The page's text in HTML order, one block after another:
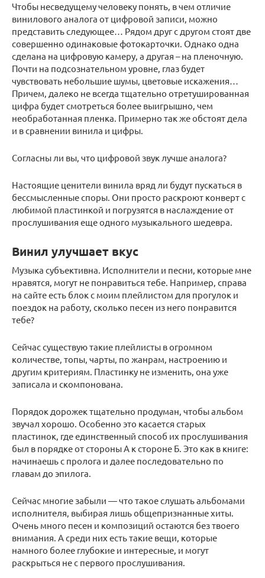
Чтобы несведущему человеку понять, в чем отличие
винилового аналога от цифровой записи, можно
представить следующее… Рядом друг с другом стоят две
совершенно одинаковые фотокарточки. Однако одна
сделана на цифровую камеру, а другая – на пленочную.
Почти на подсознательном уровне, глаз будет
чувствовать небольшие шумы, цветовые искажения…
Причем, далеко не всегда тщательно отретушированная
цифра будет смотреться более выигрышно, чем
необработанная пленка. Примерно так же обстоят дела
и в сравнении винила и цифры.
Согласны ли вы, что цифровой звук лучше аналога?
Настоящие ценители винила вряд ли будут пускаться в
бессмысленные споры. Они просто раскроют конверт с
любимой пластинкой и погрузятся в наслаждение от
прослушивания еще одного музыкального шедевра.
Винил улучшает вкус
Музыка субъективна. Исполнители и песни, которые мне
нравятся, могут не понравиться тебе. Например, справа
на сайте есть блок с моим плейлистом для прогулок и
поездок на работу, сколько песен из него понравится
тебе?
Сейчас существую такие плейлисты в огромном
количестве, топы, чарты, по жанрам, настроению и
другим критериям. Пластинку не изменить, она уже
записала и скомпонована.
Порядок дорожек тщательно продуман, чтобы альбом
звучал хорошо. Особенно это касается старых
пластинок, где единственный способ их прослушивания
был в порядке от стороны А к стороне Б. Это как в книге:
начинаешь с пролога и далее последовательно по
главам до эпилога.
Сейчас многие забыли — что такое слушать альбомами
исполнителя, выбирая лишь общепризнанные хиты.
Очень много песен и композиций остаются без твоего
внимания. А среди них есть такие вещи, которые
намного более глубокие и интересные, и могут
раскрыться не с первого прослушивания.